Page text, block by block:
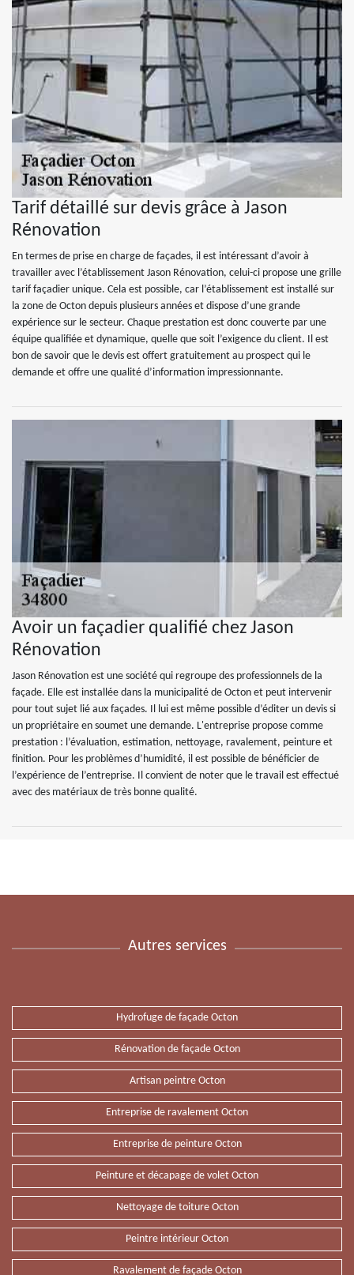
Tarif détaillé sur devis grâce à Jason
Rénovation
En termes de prise en charge de façades, il est intéressant d’avoir à
travailler avec l’établissement Jason Rénovation, celui-ci propose une grille
tarif façadier unique. Cela est possible, car l’établissement est installé sur
la zone de Octon depuis plusieurs années et dispose d’une grande
expérience sur le secteur. Chaque prestation est donc couverte par une
équipe qualifiée et dynamique, quelle que soit l’exigence du client. Il est
bon de savoir que le devis est offert gratuitement au prospect qui le
demande et offre une qualité d’information impressionnante.
Avoir un façadier qualifié chez Jason
Rénovation
Jason Rénovation est une société qui regroupe des professionnels de la
façade. Elle est installée dans la municipalité de Octon et peut intervenir
pour tout sujet lié aux façades. Il lui est même possible d’éditer un devis si
un propriétaire en soumet une demande. L'entreprise propose comme
prestation : l’évaluation, estimation, nettoyage, ravalement, peinture et
finition. Pour les problèmes d’humidité, il est possible de bénéficier de
l’expérience de l’entreprise. Il convient de noter que le travail est effectué
avec des matériaux de très bonne qualité.
Autres services
Hydrofuge de façade Octon
Rénovation de façade Octon
Artisan peintre Octon
Entreprise de ravalement Octon
Entreprise de peinture Octon
Peinture et décapage de volet Octon
Nettoyage de toiture Octon
Peintre intérieur Octon
Ravalement de façade Octon